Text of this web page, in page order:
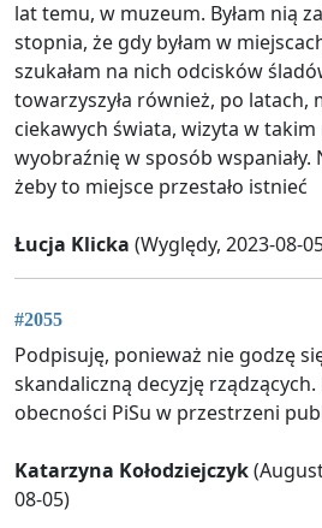
lat temu, w muzeum. Byłam nią
stopnia, że gdy byłam w
szukałam na nich odcisków
towarzyszyła również, po latach,
ciekawych świata, wizyta w
wyobraźnię w sposób wspaniały.
żeby to miejsce przestało istnieć
Łucja Klicka (Wyględy, 2023-08-
#2055
Podpisuję, ponieważ nie godzę
skandaliczną decyzję
obecności PiSu w przestrzeni
Katarzyna Kołodziejczyk
08-05)